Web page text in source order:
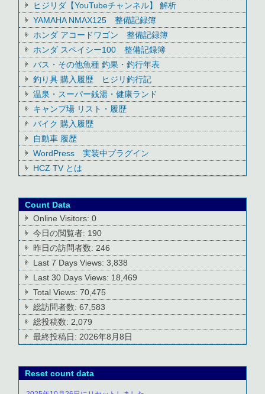
ヒジリダ【YouTubeチャンネル】 解析
YAMAHA NMAX125 整備記録簿
ホンダ アコードワゴン 整備記録簿
ホンダ スペイシー100 整備記録簿
バス・その他魚種 釣果・釣行年表
釣り具 購入履歴 ヒジリ釣行記
温泉・スーパー銭湯・健康ランド
キャンプ場 リスト・履歴
バイク 購入履歴
自動車 履歴
WordPress 実装中プラグイン
HCZ TV とは
Count Data
Online Visitors:0
今日の閲覧者: 190
昨日の訪問者数:246
Last 7 Days Views:3,838
Last 30 Days Views: 18,469
Total Views:70,475
総訪問者数:67,583
総投稿数:2,079
最終投稿日:2026年8月8日
Reset count data